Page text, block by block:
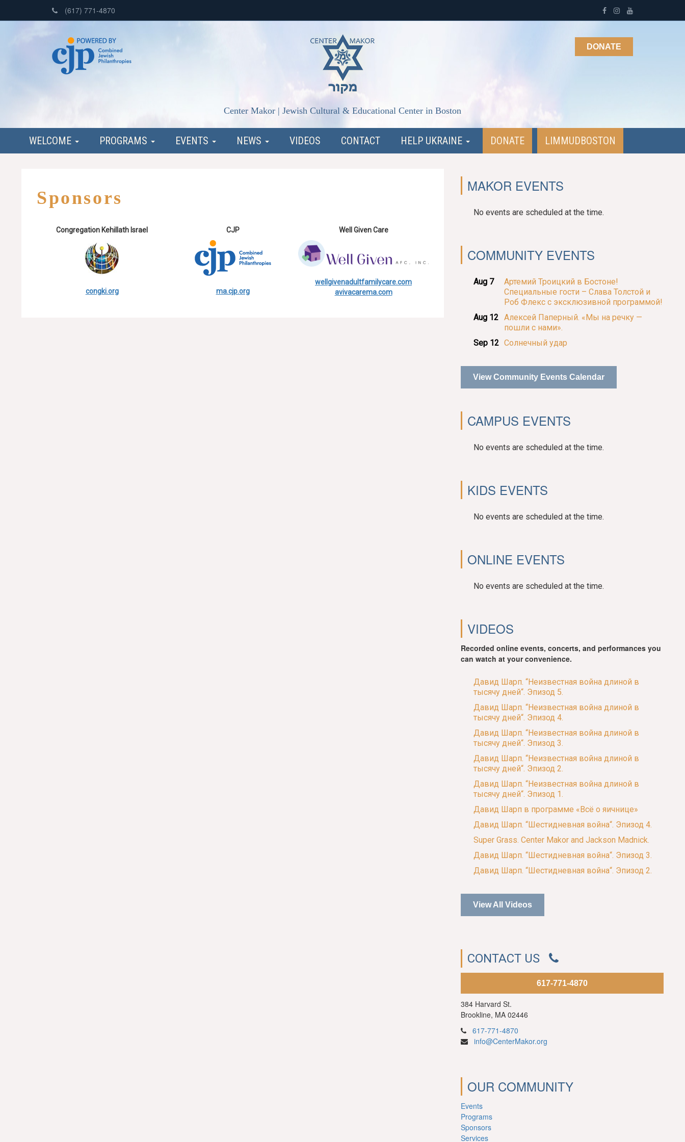
(617) 771-4870
Center Makor | Jewish Cultural & Educational Center in Boston
DONATE
WELCOME PROGRAMS EVENTS NEWS VIDEOS CONTACT HELP UKRAINE DONATE LIMMUDBOSTON
Sponsors
Congregation Kehillath Israel
congki.org
CJP
ma.cjp.org
Well Given Care
wellgivenadultfamilycare.com
avivacarema.com
MAKOR EVENTS
No events are scheduled at the time.
COMMUNITY EVENTS
Aug 7
Артемий Троицкий в Бостоне!
Специальные гости – Слава Толстой и
Роб Флекс с эксклюзивной программой!
Aug 12
Алексей Паперный. «Мы на речку —
пошли с нами».
Sep 12 Солнечный удар
View Community Events Calendar
CAMPUS EVENTS
No events are scheduled at the time.
KIDS EVENTS
No events are scheduled at the time.
ONLINE EVENTS
No events are scheduled at the time.
VIDEOS
Recorded online events, concerts, and performances you
can watch at your convenience.
Давид Шарп. “Неизвестная война длиной в
тысячу дней“. Эпизод 5.
Давид Шарп. “Неизвестная война длиной в
тысячу дней“. Эпизод 4.
Давид Шарп. “Неизвестная война длиной в
тысячу дней“. Эпизод 3.
Давид Шарп. “Неизвестная война длиной в
тысячу дней“. Эпизод 2.
Давид Шарп. “Неизвестная война длиной в
тысячу дней“. Эпизод 1.
Давид Шарп в программе «Всё о яичнице»
Давид Шарп. “Шестидневная война“. Эпизод 4.
Super Grass. Center Makor and Jackson Madnick.
Давид Шарп. “Шестидневная война“. Эпизод 3.
Давид Шарп. “Шестидневная война“. Эпизод 2.
View All Videos
CONTACT US
617-771-4870
384 Harvard St.
Brookline, MA 02446
617-771-4870
info@CenterMakor.org
OUR COMMUNITY
Events
Programs
Sponsors
Services